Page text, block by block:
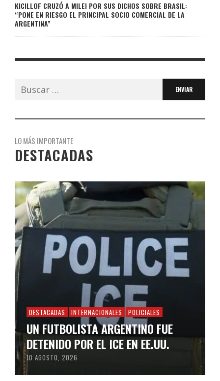
KICILLOF CRUZÓ A MILEI POR SUS DICHOS SOBRE BRASIL:
“PONE EN RIESGO EL PRINCIPAL SOCIO COMERCIAL DE LA
ARGENTINA”
Buscar:
LO MÁS IMPORTANTE
DESTACADAS
DESTACADAS INTERNACIONALES POLICIALES
UN FUTBOLISTA ARGENTINO FUE
DETENIDO POR EL ICE EN EE.UU.
10 AGOSTO, 2026